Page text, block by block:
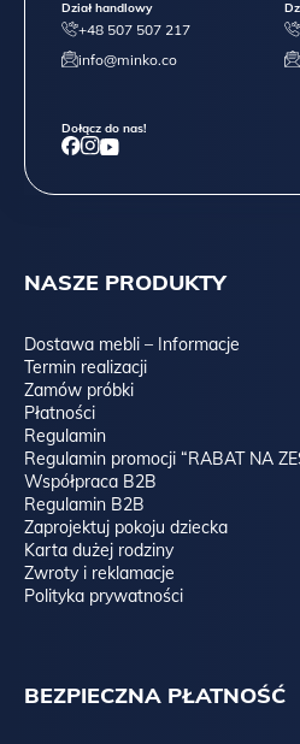
NASZE PRODUKTY
Dostawa mebli – Informacje
Termin realizacji
Zamów próbki
Płatności
Regulamin
Regulamin promocji “RABAT NA
Współpraca B2B
Regulamin B2B
Zaprojektuj pokoju dziecka
Karta dużej rodziny
Zwroty i reklamacje
Polityka prywatności
BEZPIECZNA PŁATNOŚĆ
Dział handlowy
+48 507 507 217
info@minko.co
Dołącz do nas!